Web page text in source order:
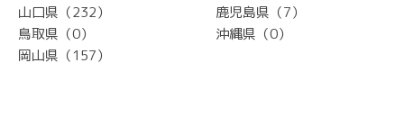
山口県（232）
鳥取県（0）
岡山県（157）
鹿児島県（7）
沖縄県（0）